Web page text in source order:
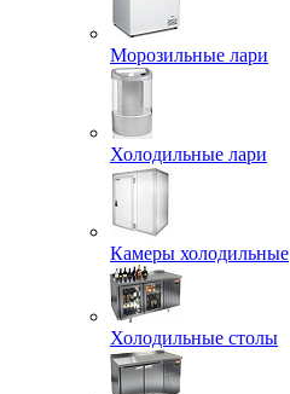
Морозильные лари
Холодильные лари
Камеры холодильные
Холодильные столы